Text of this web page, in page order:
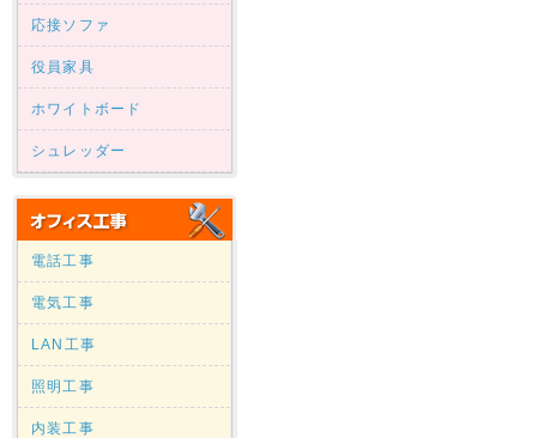
応接ソファ
役員家具
ホワイトボード
シュレッダー
電話工事
電気工事
LAN工事
照明工事
内装工事